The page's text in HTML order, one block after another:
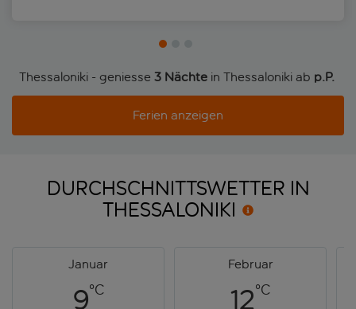
Thessaloniki - geniesse 3 Nächtein Thessaloniki ab p.P.
Ferien anzeigen
DURCHSCHNITTSWETTER IN
THESSALONIKI
Januar
9°C
Februar
12°C